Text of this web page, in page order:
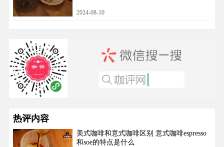
2024-08-10
热评内容
美式咖啡和意式咖啡区别 意式咖啡espresso
和soe的特点是什么